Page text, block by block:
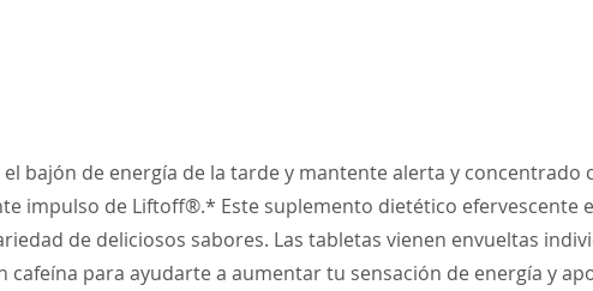
el bajón de energía de la tarde y mantente alerta y concentrado
impulso de Liftoff®.* Este suplemento dietético efervescente
de deliciosos sabores. Las tabletas vienen envueltas
cafeína para ayudarte a aumentar tu sensación de energía y